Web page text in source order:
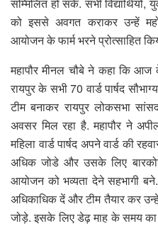
को इससे अवगत कराकर उन्हें
आयोजन के फार्म भरने प्रोत्साहित
महापौर मीनल चौबे ने कहा कि आज
रायपुर के सभी 70 वार्ड पार्षद
टीम बनाकर रायपुर लोकसभा
अवसर मिल रहा है. महापौर ने
महिला वार्ड पार्षद अपने वार्ड की
अधिक जोडे और उसके लिए
आयोजन को भव्यता देने सहभागी
अधिकाधिक दें और टीम तैयार कर
जोड़े. इसके लिए डेढ़ माह के समय का